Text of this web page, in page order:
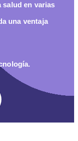
salud en varias
una ventaja